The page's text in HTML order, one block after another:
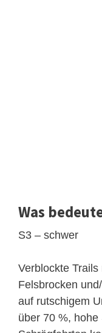
Was
S3 – schwer
Verblockte
Felsbrocken
auf rutschigem
über 70 %,